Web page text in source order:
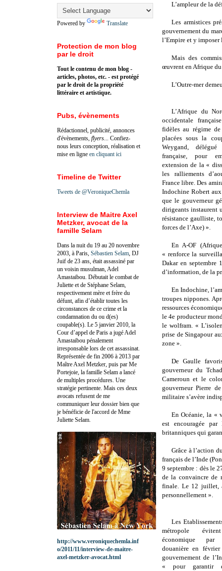
L’ampleur de la
Les armistices
gouvernement du
l’Empire et y
Mais des
œuvrent en Afrique
L’Outre-mer
L’Afrique du
occidentale
fidèles au régime
placées sous la
Weygand,
française, pour
extension de la «
les ralliements
France libre. Des
Indochine Robert
que le gouverneur
dirigeants instaurent
résistance gaulliste,
forces de l’Axe) ».
En A-OF
« renforce la
Dakar en septembre
d’information, de la
En Indochine,
troupes nippones.
ressources
le 4e producteur
le wolfram. «
prise de Singapour
zone ».
De Gaulle
gouverneur du
Cameroun et le
gouverneur Pierre
militaire s’avère
En Océanie, la «
est encouragée
britanniques qui
Grâce à l’action
français de l’Inde
9 septembre : dès le
de la convaincre de
finale. Le 12 juillet,
personnellement ».
Les
métropole
économique
douanière en
gouvernement de
« pour garantir
Powered by Translate
Protection de mon blog
par le droit
Tout le contenu de mon blog -
articles, photos, etc. - est protégé
par le droit de la propriété
littéraire et artistique.
Pubs, évènements
Rédactionnel, publicité, annonces
d'évènements, flyers ... Confiez-
nous leurs conception, réalisation et
mise en ligne en cliquant ici
Timeline de Twitter
Tweets de @VeroniqueChemla
Interview de Maitre Axel
Metzker, avocat de la
famille Selam
Dans la nuit du 19 au 20 novembre
2003, à Paris, Sébastien Selam , DJ
Juif de 23 ans, était assassiné par
un voisin musulman, Adel
Amastaibou. Débutait le combat de
Juliette et de Stéphane Selam,
respectivement mère et frère du
défunt, afin d’établir toutes les
circonstances de ce crime et la
condamnation du ou d(es)
coupable(s). Le 5 janvier 2010, la
Cour d’appel de Paris a jugé Adel
Amastaibou pénalement
irresponsable lors de cet assassinat.
Représentée de fin 2006 à 2013 par
Maître Axel Metzker, puis par Me
Portejoie, la famille Selam a lancé
de multiples procédures. Une
stratégie pertinente. Mais ces deux
avocats refusent de me
communiquer leur dossier bien que
je bénéficie de l'accord de Mme
Juliette Selam.
http://www.veroniquechemla.inf
o/2011/11/interview-de-maitre-
axel-metzker-avocat.html